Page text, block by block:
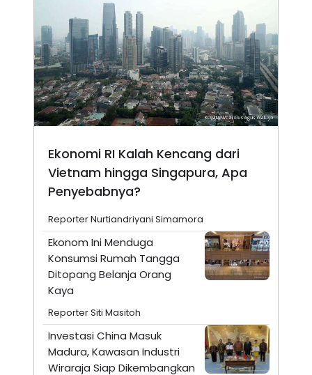
Ekonomi RI Kalah Kencang dari
Vietnam hingga Singapura, Apa
Penyebabnya?
Reporter Nurtiandriyani Simamora
Ekonom Ini Menduga
Konsumsi Rumah Tangga
Ditopang Belanja Orang
Kaya
Reporter Siti Masitoh
Investasi China Masuk
Madura, Kawasan Industri
Wiraraja Siap Dikembangkan